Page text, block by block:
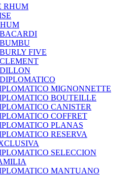
RHUM
FIVE
MIGNONNETTE
BOUTEILLE
CANISTER
COFFRET
PLANAS
RESERVA
SELECCION
MANTUANO